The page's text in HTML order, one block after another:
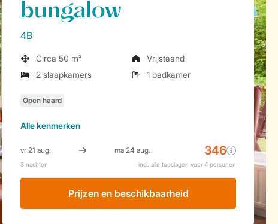
bungalow
4B
Circa 50 m²
Vrijstaand
2 slaapkamers
1 badkamer
Allekenmerken
Prijzen en beschikbaarheid